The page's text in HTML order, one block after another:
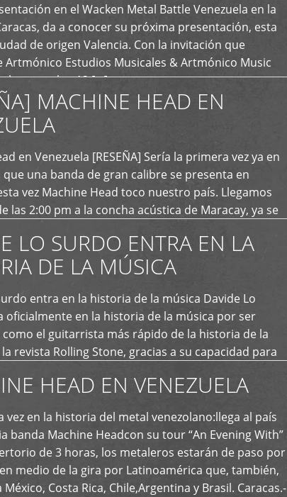
en el Wacken Metal Battle Venezuela en la
da a conocer su próxima presentación, esta
de origen Valencia. Con la invitación que
Artmónico Estudios Musicales & Artmónico Music
cumplen 12 […]
MACHINE HEAD EN
en Venezuela [RESEÑA] Sería la primera vez ya en
una banda de gran calibre se presenta en
vez Machine Head toco nuestro país. Llegamos
las 2:00 pm a la concha acústica de Maracay, ya se
LO SURDO ENTRA EN LA
DE LA MÚSICA
entra en la historia de la música Davide Lo
oficialmente en la historia de la música por ser
el guitarrista más rápido de la historia de la
revista Rolling Stone, gracias a su capacidad para
HEAD EN VENEZUELA
vez en la historia del metal venezolano:llega al país
banda Machine Headcon su tour “An Evening With”
de 3 horas, los metaleros estarán de paso por
medio de la gira por Latinoamérica que, también,
México, Costa Rica, Chile,Argentina y Brasil. Caracas.-